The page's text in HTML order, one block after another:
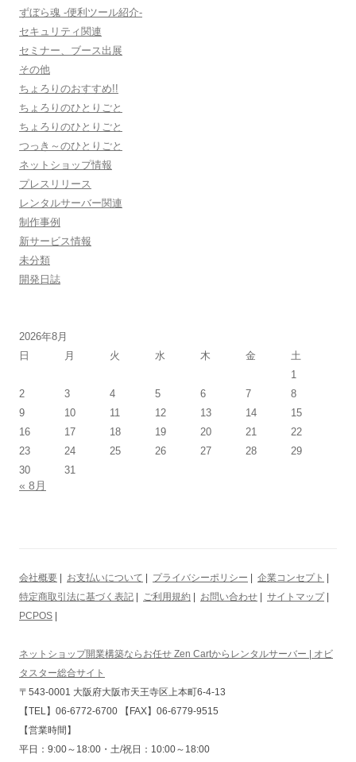
ずぼら魂 -便利ツール紹介-
セキュリティ関連
セミナー、ブース出展
その他
ちょろりのおすすめ!!
ちょろりのひとりごと
ちょろりのひとりごと
つっき～のひとりごと
ネットショップ情報
プレスリリース
レンタルサーバー関連
制作事例
新サービス情報
未分類
開発日誌
2026年8月
日
月 火 水 木 金
土
1
2
3 4 5 6 7
8
9
10 11 12 13 14
15
16
17 18 19 20 21
22
23
24 25 26 27 28
29
30
31
« 8月
会社概要 お支払いについて プライバシーポリシー 企業コンセプト
特定商取引法に基づく表記
ご利用規約 お問い合わせ サイトマップ|
PCPOS
ネットショップ開業構築ならお任せ Zen Cartからレンタルサーバー | オビ
タスター総合サイト
〒543-0001 大阪府大阪市天王寺区上本町6-4-13
【TEL】06-6772-6700 【FAX】06-6779-9515
【営業時間】
平日：9:00～18:00・土/祝日：10:00～18:00